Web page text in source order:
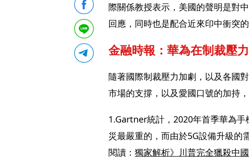
際關係教授表示，美國的聲明是對
回應，同時也是配合近來印中衝突
金融時報：華為在制裁壓
隨著國際制裁壓力加劇，以及各國
市場的支撐，以及愛國口號的加持
1.Gartner統計，2020年首季華為
災最嚴重的，而由於5G設備升級的
閱讀： 獨家解析》川普完全獵殺中